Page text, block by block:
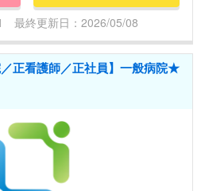
最終更新日：2026/05/08
正看護師／正社員】一般病院★